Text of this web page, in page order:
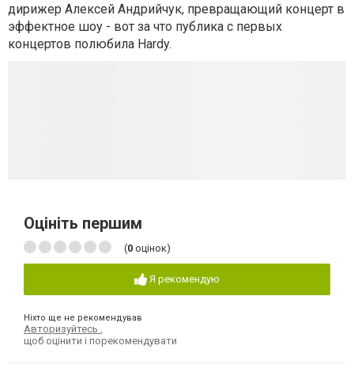
дирижер Алексей Андрийчук, превращающий концерт в
эффектное шоу - вот за что публика с первых
концертов полюбила Hardy.
Оцініть першим
(0 оцінок)
Я рекомендую
Ніхто ще не рекомендував
Авторизуйтесь ,
щоб оцінити і порекомендувати